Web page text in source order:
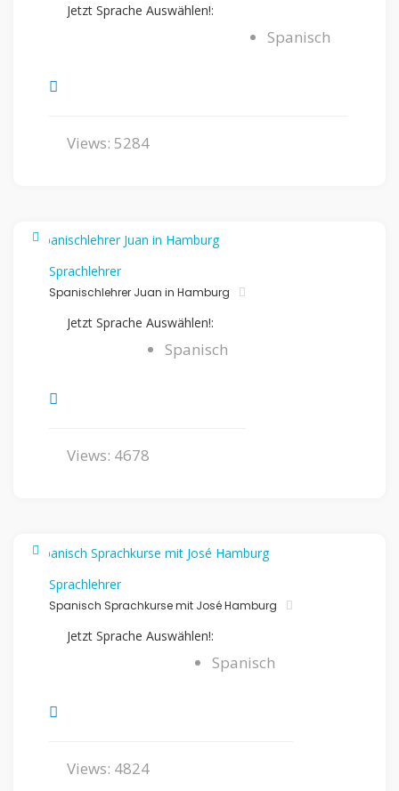
Jetzt Sprache Auswählen!:
Spanisch
Views: 5284
Sprachlehrer
Spanischlehrer Juan in Hamburg
Jetzt Sprache Auswählen!:
Spanisch
Views: 4678
Sprachlehrer
Spanisch Sprachkurse mit José Hamburg
Jetzt Sprache Auswählen!:
Spanisch
Views: 4824